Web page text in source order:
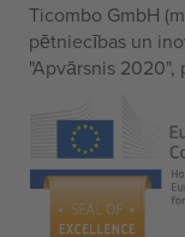
Ticombo GmbH
pētniecības un
"Apvārsnis 2020",